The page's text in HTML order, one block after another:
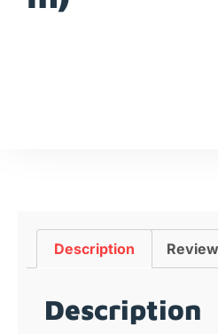
Description
Description